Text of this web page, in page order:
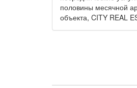
половины месячной
объекта, CITY REAL